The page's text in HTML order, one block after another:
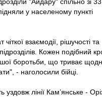
у населеному пункті
взаємодії, рішучості та
Кожен подібний
боротьби, що триває
- наголосили бійці.
лінії Кам’янське -